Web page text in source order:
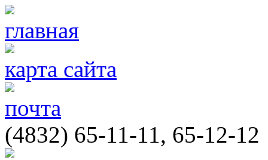
главная
карта сайта
почта
(4832) 65-11-11, 65-12-12